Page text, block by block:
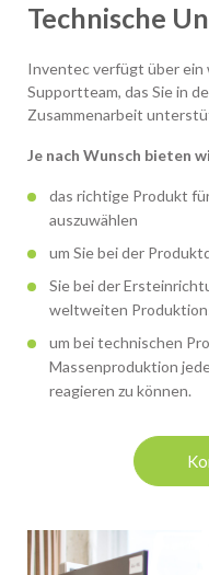
Technische
Inventec verfügt über
Supportteam, das Sie in
Zusammenarbeit
Je nach Wunsch bieten
das richtige Produkt
auszuwählen
um Sie bei der
Sie bei der
weltweiten
um bei technischen
Massenproduktion
reagieren zu können.